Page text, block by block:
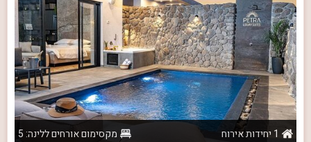
1 יחידות אירוח
מקסימום אורחים ללינה: 5